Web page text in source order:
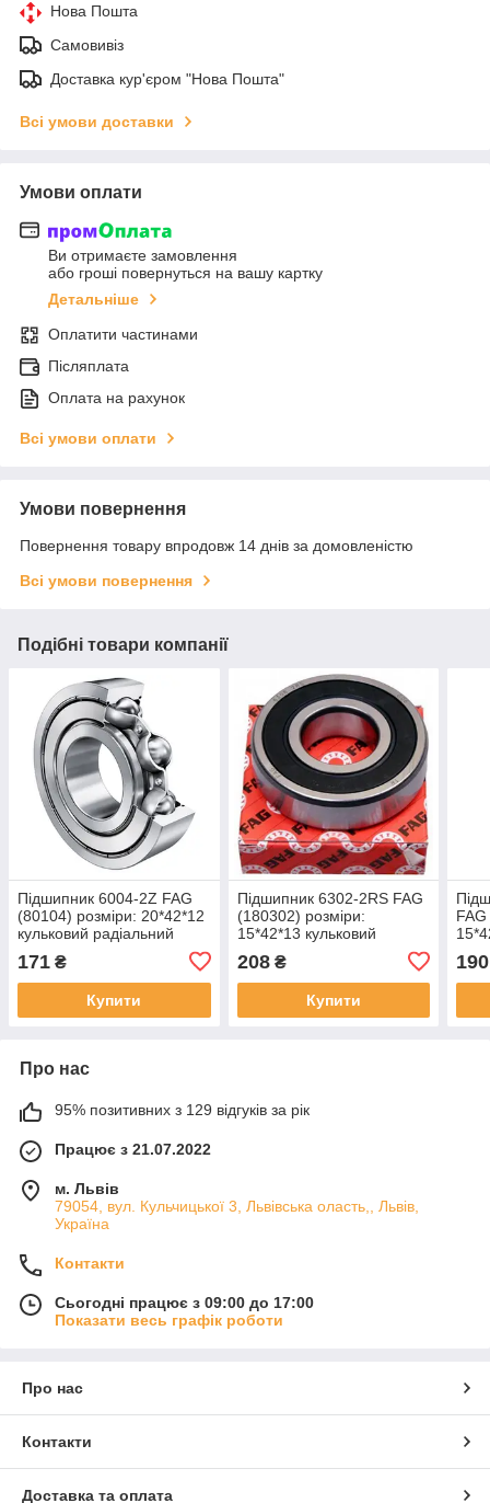
Нова Пошта
Самовивіз
Доставка кур'єром "Нова Пошта"
Всі умови доставки
Умови оплати
Ви отримаєте замовлення
або гроші повернуться на вашу картку
Детальніше
Оплатити частинами
Післяплата
Оплата на рахунок
Всі умови оплати
Умови повернення
Повернення товару впродовж 14 днів за домовленістю
Всі умови повернення
Подібні товари компанії
Підшипник 6004-2Z FAG
(80104) розміри: 20*42*12
кульковий радіальний
171 ₴
Купити
Підшипник 6302-2RS FAG
(180302) розміри:
15*42*13 кульковий
208₴
Купити
190
Про нас
95% позитивних з 129 відгуків за рік
Працює з 21.07.2022
м. Львів
79054, вул. Кульчицької 3, Львівська оласть,, Львів,
Україна
Контакти
Сьогодні працює з 09:00 до 17:00
Показати весь графік роботи
Про нас
Контакти
Доставка та оплата